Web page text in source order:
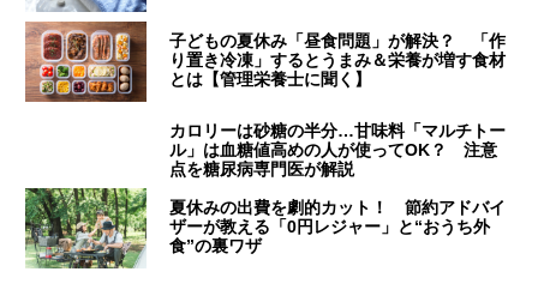
子どもの夏休み「昼食問題」が解決？ 「作
り置き冷凍」するとうまみ＆栄養が増す食材
とは【管理栄養士に聞く】
カロリーは砂糖の半分…甘味料「マルチトー
ル」は血糖値高めの人が使ってOK？ 注意
点を糖尿病専門医が解説
夏休みの出費を劇的カット！ 節約アドバイ
ザーが教える「0円レジャー」と“おうち外
食”の裏ワザ